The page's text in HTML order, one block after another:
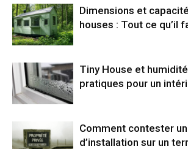
Dimensions et
houses : Tout ce qu’il
Tiny House et
pratiques pour un
Comment contester
d’installation sur un